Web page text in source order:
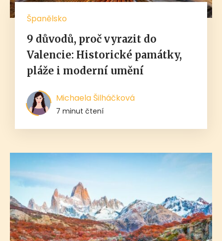
Španělsko
9 důvodů, proč vyrazit do
Valencie: Historické památky,
pláže i moderní umění
Michaela Šilháčková
7 minut čtení